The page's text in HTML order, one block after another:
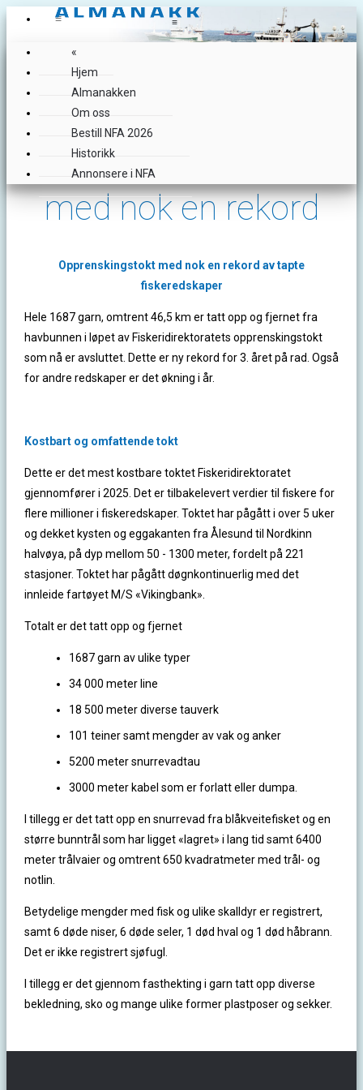
≡ ≡
«
Hjem
Almanakken
Om oss
Bestill NFA 2026
Historikk
Annonsere i NFA
Opprenskingstokt
med nok en rekord
Opprenskingstokt med nok en rekord av tapte
fiskeredskaper
Hele 1687 garn, omtrent 46,5 km er tatt opp og fjernet fra
havbunnen i løpet av Fiskeridirektoratets opprenskingstokt
som nå er avsluttet. Dette er ny rekord for 3. året på rad. Også
for andre redskaper er det økning i år.
Kostbart og omfattende tokt
Dette er det mest kostbare toktet Fiskeridirektoratet
gjennomfører i 2025. Det er tilbakelevert verdier til fiskere for
flere millioner i fiskeredskaper. Toktet har pågått i over 5 uker
og dekket kysten og eggakanten fra Ålesund til Nordkinn
halvøya, på dyp mellom 50 - 1300 meter, fordelt på 221
stasjoner. Toktet har pågått døgnkontinuerlig med det
innleide fartøyet M/S «Vikingbank».
Totalt er det tatt opp og fjernet
1687 garn av ulike typer
34 000 meter line
18 500 meter diverse tauverk
101 teiner samt mengder av vak og anker
5200 meter snurrevadtau
3000 meter kabel som er forlatt eller dumpa.
I tillegg er det tatt opp en snurrevad fra blåkveitefisket og en
større bunntrål som har ligget «lagret» i lang tid samt 6400
meter trålvaier og omtrent 650 kvadratmeter med trål- og
notlin.
Betydelige mengder med fisk og ulike skalldyr er registrert,
samt 6 døde niser, 6 døde seler, 1 død hval og 1 død håbrann.
Det er ikke registrert sjøfugl.
I tillegg er det gjennom fasthekting i garn tatt opp diverse
bekledning, sko og mange ulike former plastposer og sekker.